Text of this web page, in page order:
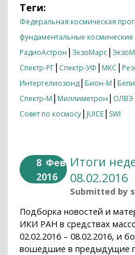
Теги:
Федеральная космическая
фундаментальные космические
РадиоАстрон |ЭкзоМарс|
Спектр-РГ| Спектр-УФ | МКС |
Интергелиозонд| Бион-М |
Спектр-М | Миллиметрон | ОЛВЭ
Совет по космосу| JUICE| SWI
8 Фев
2016
Итоги
08.02.2016
Submitted by
Подборка новостей и
ИКИ РАН в средствах
02.02.2016 – 08.02.2016, и
вошедшие в предыдущие